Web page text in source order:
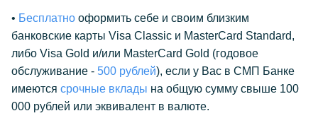
• Бесплатно oформить себе и своим близким
банковские карты Visa Classic и MasterCard Standard,
либо Visa Gold и/или MasterCard Gold (годовое
обслуживание - 500 рублей), если у Вас в СМП Банке
имеются срочные вклады на общую сумму свыше 100
000 рублей или эквивалент в валюте.